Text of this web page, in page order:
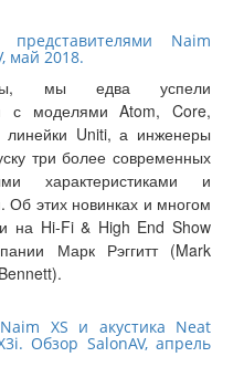
Naim
май 2018.
мы едва успели
с моделями Atom, Core,
Uniti, а инженеры
три более современных
характеристиками и
этих новинках и многом
на Hi-Fi & High End Show
Марк Рэггитт (Mark
XS и акустика Neat
Обзор SalonAV, апрель